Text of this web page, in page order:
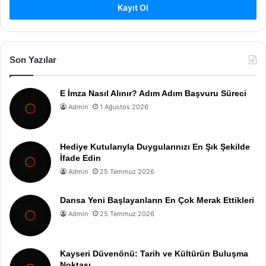
Kayıt Ol
Son Yazılar
E İmza Nasıl Alınır? Adım Adım Başvuru Süreci
Admin 1 Ağustos 2026
Hediye Kutularıyla Duygularınızı En Şık Şekilde
İfade Edin
Admin 25 Temmuz 2026
Dansa Yeni Başlayanların En Çok Merak Ettikleri
Admin 25 Temmuz 2026
Kayseri Düvenönü: Tarih ve Kültürün Buluşma